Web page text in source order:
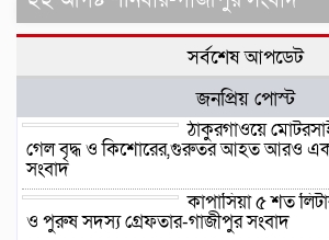
সর্বশেষ আপডেট
জনপ্রিয় পোস্ট
ঠাকুরগাঁওয়ে
গেল বৃদ্ধ ও কিশোরের,গুরুতর আহত আরও
সংবাদ
কাপাসিয়া ৫ শত
ও পুরুষ সদস্য গ্রেফতার-গাজীপুর সংবাদ